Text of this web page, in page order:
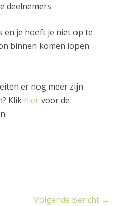
deelnemers
en je hoeft je niet op te
binnen komen lopen
er nog meer zijn
Klik hiervoor de
Volgende Bericht →